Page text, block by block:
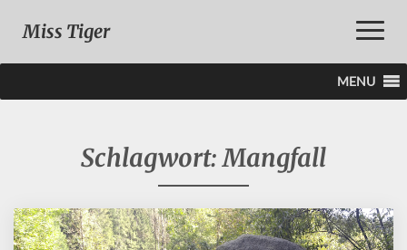
Toggle
Miss Tiger
MENU
Schlagwort:Mangfall